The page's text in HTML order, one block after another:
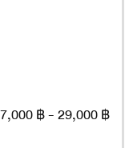
฿ - 29,000 ฿